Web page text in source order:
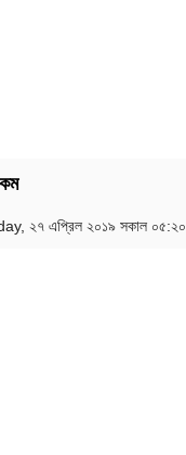
২৭ এপ্রিল ২০১৯ সকাল ০৫:২০